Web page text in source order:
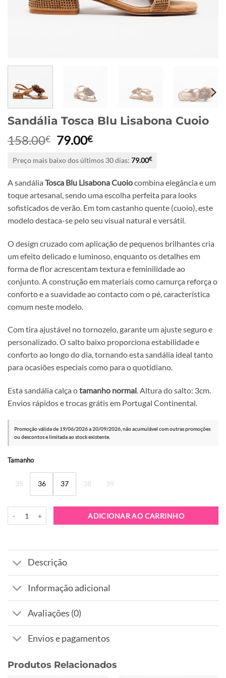
Sandália Tosca Blu Lisabona Cuoio
158.00€ O
original
era:
158.00€.
79.00€O
atual
é:
79.00€.
Preço mais baixo dos últimos 30 dias: 79.00€
A sandália Tosca Blu Lisabona Cuoiocombina elegância e um
toque artesanal, sendo uma escolha perfeita para looks
sofisticados de verão. Em tom castanho quente (cuoio), este
modelo destaca-se pelo seu visual natural e versátil.
O design cruzado com aplicação de pequenos brilhantes cria
um efeito delicado e luminoso, enquanto os detalhes em
forma de flor acrescentam textura e feminilidade ao
conjunto. A construção em materiais como camurça reforça o
conforto e a suavidade ao contacto com o pé, característica
comum neste modelo.
Com tira ajustável no tornozelo, garante um ajuste seguro e
personalizado. O salto baixo proporciona estabilidade e
conforto ao longo do dia, tornando esta sandália ideal tanto
para ocasiões especiais como para o quotidiano.
Esta sandália calça otamanho normal. Altura do salto: 3cm.
Envios rápidos e trocas grátis em Portugal Continental.
Promoção válida de 19/06/2026 a 20/09/2026, não acumulável com outras promoções
ou descontos e limitada ao stock existente.
Tamanho
35 36 37 38 39
ADICIONAR AO CARRINHO
Alternative:
Descrição
Informação adicional
Avaliações (0)
Envios e pagamentos
Produtos Relacionados